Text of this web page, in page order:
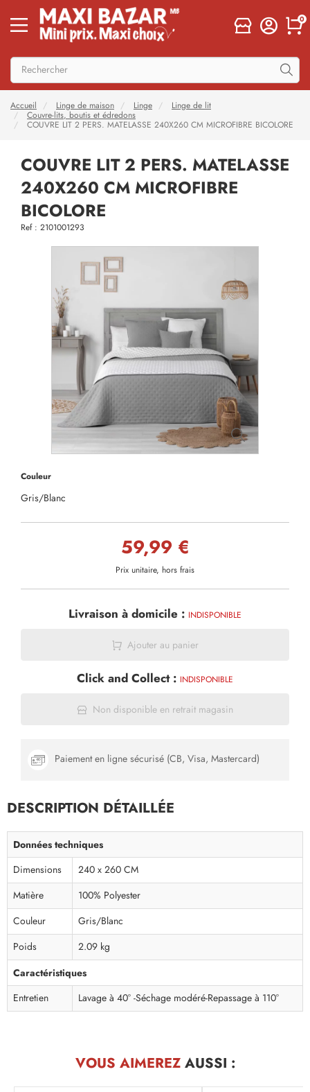
0
Accueil Linge de maison Linge
Linge de lit
Couvre-lits, boutis et édredons
COUVRE LIT 2 PERS. MATELASSE 240X260 CM MICROFIBRE BICOLORE
COUVRE LIT 2 PERS. MATELASSE
240X260 CM MICROFIBRE
BICOLORE
Ref : 2101001293
Couleur
Gris/Blanc
59,99 €
Prix unitaire, hors frais
Livraison à domicile : INDISPONIBLE
Ajouter au panier
Click and Collect : INDISPONIBLE
Non disponible en retrait magasin
Paiement en ligne sécurisé (CB, Visa, Mastercard)
DESCRIPTION DÉTAILLÉE
Données techniques
Dimensions
240 x 260 CM
Matière
100% Polyester
Couleur
Gris/Blanc
Poids
2.09 kg
Caractéristiques
Entretien Lavage à 40° -Séchage modéré-Repassage à 110°
VOUS AIMEREZAUSSI :